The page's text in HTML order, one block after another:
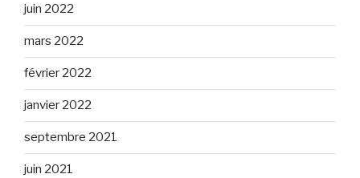
juin 2022
mars 2022
février 2022
janvier 2022
septembre 2021
juin 2021